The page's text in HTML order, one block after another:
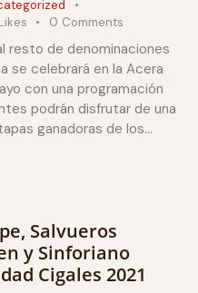
Likes 0 Comments
resto de denominaciones
se celebrará en la Acera
con una programación
podrán disfrutar de una
ganadoras de los…
Salvueros
y Sinforiano
Cigales 2021